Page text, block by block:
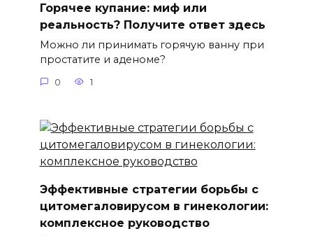
Горячее купание: миф или
реальность? Получите ответ здесь
Можно ли принимать горячую ванну при
простатите и аденоме?
0 1
Эффективные стратегии борьбы с
цитомегаловирусом в гинекологии:
комплексное руководство